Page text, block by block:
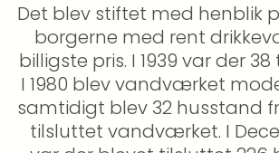
Det blev stiftet med henblik
borgerne med rent
billigste pris. I 1939 var der
I 1980 blev vandværket
samtidigt blev 32 husstand
tilsluttet vandværket. I